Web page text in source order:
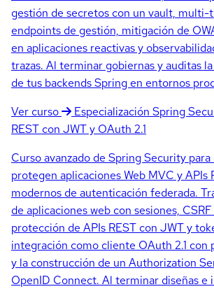
gestión de secretos con un vault, multi-
endpoints de gestión, mitigación de
en aplicaciones reactivas y
trazas. Al terminar gobiernas y auditas
de tus backends Spring en entornos
Ver curso
Especialización Spring
REST con JWT y OAuth 2.1
Curso avanzado de Spring Security
protegen aplicaciones Web MVC y APIs
modernos de autenticación federada.
de aplicaciones web con sesiones,
protección de APIs REST con JWT y
integración como cliente OAuth 2.1 con
y la construcción de un Authorization
OpenID Connect. Al terminar diseñas e